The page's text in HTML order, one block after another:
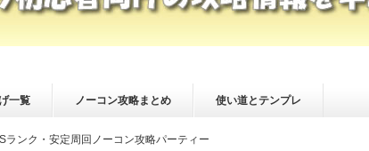
一覧 ノーコン攻略まとめ 使い道とテンプレ
ランク・安定周回ノーコン攻略パーティー